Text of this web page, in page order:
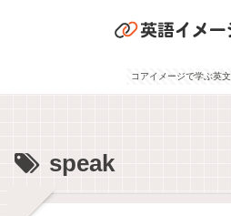
コアイメージで学ぶ英
speak